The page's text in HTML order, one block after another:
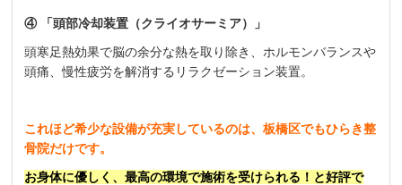
④ 「頭部冷却装置（クライオサーミア）」
頭寒足熱効果で脳の余分な熱を取り除き、ホルモンバランスや
頭痛、慢性疲労を解消するリラクゼーション装置。
これほど希少な設備が充実しているのは、板橋区でもひらき整
骨院だけです。
お身体に優しく、最高の環境で施術を受けられる！と好評で